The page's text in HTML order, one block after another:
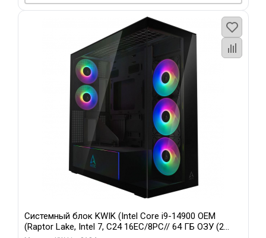
Системный блок KWIK (Intel Core i9-14900 OEM
(Raptor Lake, Intel 7, C24 16EC/8PC// 64 ГБ ОЗУ (2